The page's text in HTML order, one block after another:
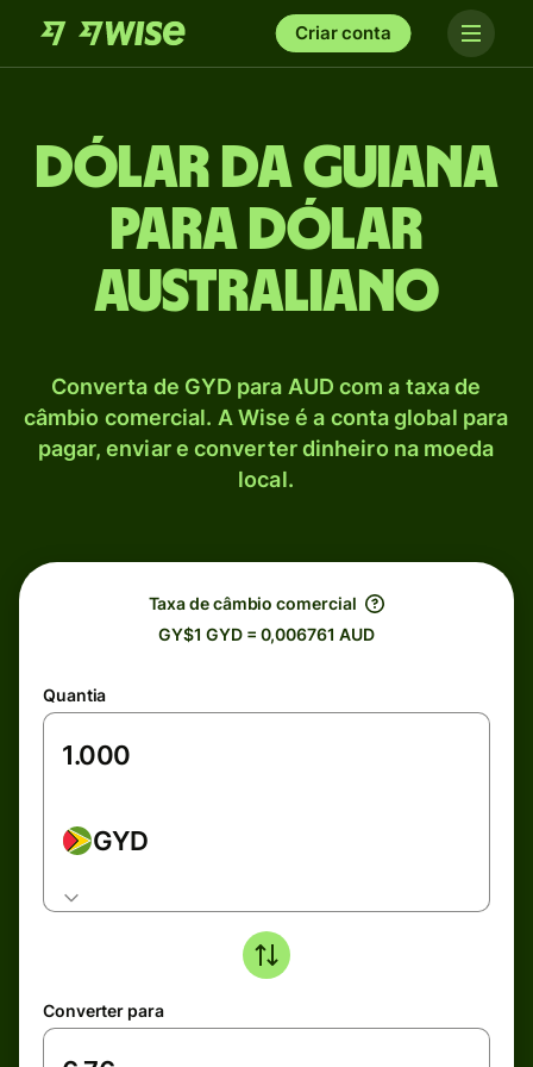
Criar conta
Dólar da Guiana
para Dólar
australiano
Converta de GYD para AUD com a taxa de
câmbio comercial. A Wise é a conta global para
pagar, enviar e converter dinheiro na moeda
local.
Taxa de câmbio comercial
GY$1 GYD = 0,006761 AUD
Quantia
GYD
Converter para